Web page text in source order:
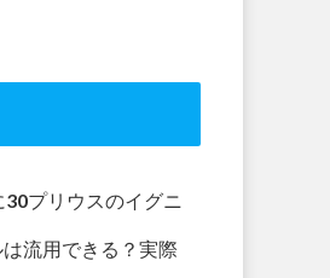
プリウスのイグニ
流用できる？実際